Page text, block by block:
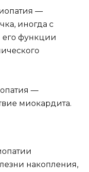
—
иногда с
его функции
—
миокардита.
накопления,